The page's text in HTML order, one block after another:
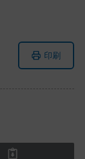
印刷